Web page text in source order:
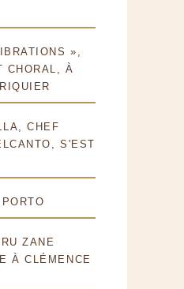
»,
CHORAL, À
CHEF
S'EST
ZANE
À CLÉMENCE